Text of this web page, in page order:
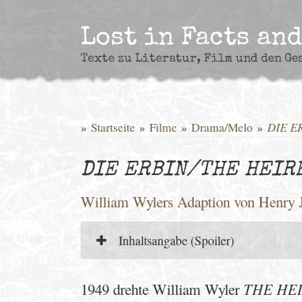
Lost in Facts
Texte zu Literatur, Film und den
» Startseite » Filme » Drama/Melo » DIE
DIE ERBIN/THE
William Wylers Adaption von Henry
Inhaltsangabe (Spoiler)
1949 drehte William Wyler THE